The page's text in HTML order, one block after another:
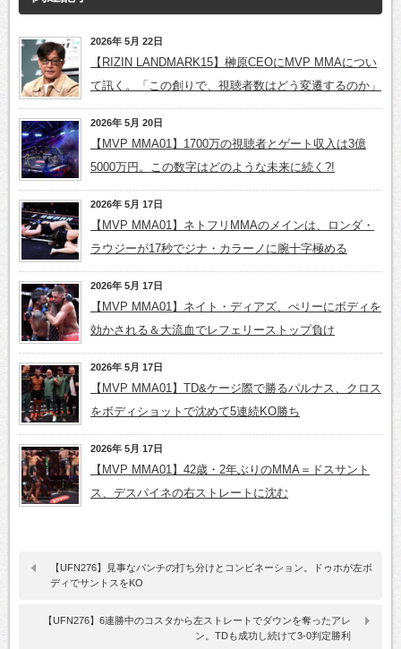
2026年 5月 22日
【RIZIN LANDMARK15】榊原CEOにMVP MMAについ
て訊く。「この創りで、視聴者数はどう変遷するのか」
2026年 5月 20日
【MVP MMA01】1700万の視聴者とゲート収入は3億
5000万円。この数字はどのような未来に続く?!
2026年 5月 17日
【MVP MMA01】ネトフリMMAのメインは、ロンダ・
ラウジーが17秒でジナ・カラーノに腕十字極める
2026年 5月 17日
【MVP MMA01】ネイト・ディアズ、ぺリーにボディを
効かされる＆大流血でレフェリーストップ負け
2026年 5月 17日
【MVP MMA01】TD&ケージ際で勝るパルナス、クロス
をボディショットで沈めて5連続KO勝ち
2026年 5月 17日
【MVP MMA01】42歳・2年ぶりのMMA＝ドスサント
ス、デスパイネの右ストレートに沈む
【UFN276】見事なパンチの打ち分けとコンビネーション。ドゥホが左ボ
ディでサントスをKO
【UFN276】6連勝中のコスタから左ストレートでダウンを奪ったアレ
ン。TDも成功し続けて3-0判定勝利